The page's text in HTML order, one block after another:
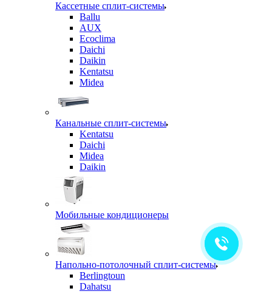
Кассетные сплит-системы
Ballu
AUX
Ecoclima
Daichi
Daikin
Kentatsu
Midea
Канальные сплит-системы
Kentatsu
Daichi
Midea
Daikin
Мобильные кондиционеры
Напольно-потолочный сплит-системы
Berlingtoun
Dahatsu